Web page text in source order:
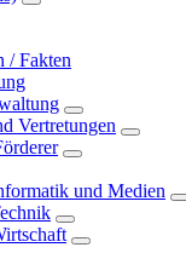
/ Fakten
Vertretungen
und Medien